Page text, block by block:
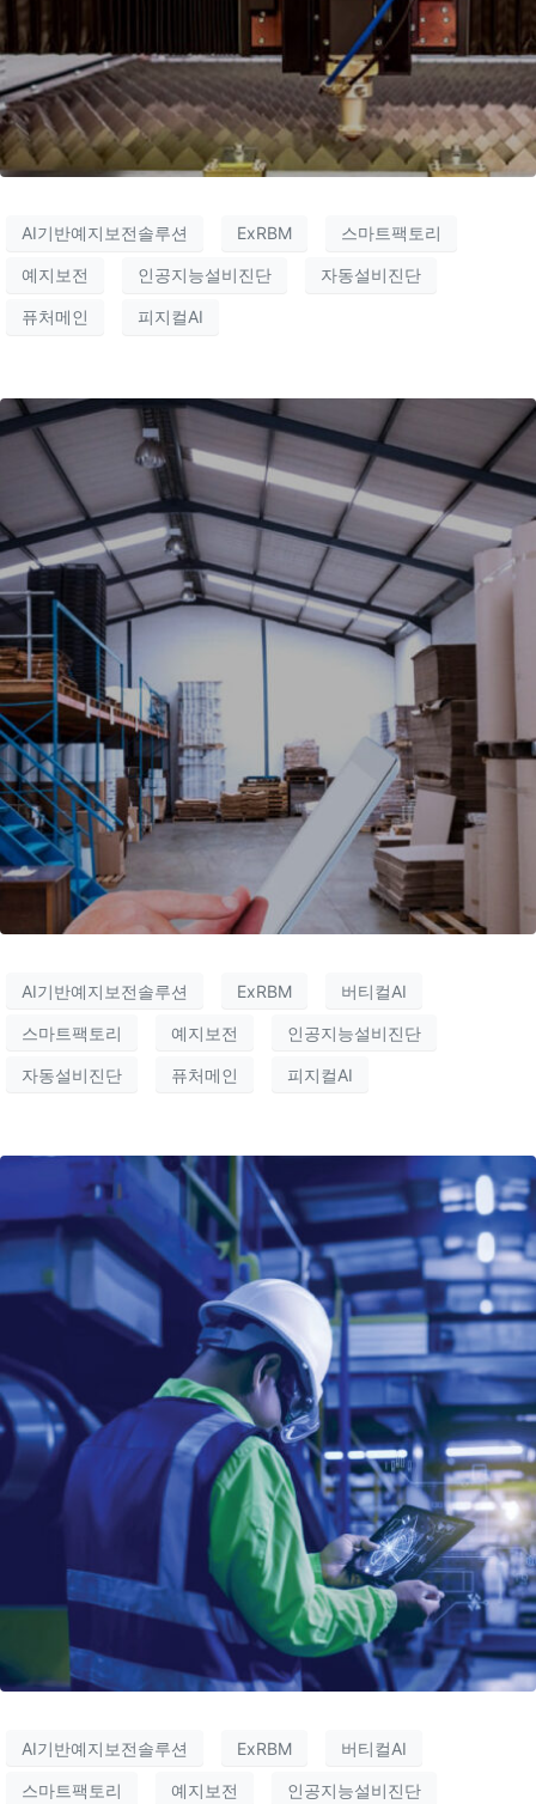
AI기반예지보전솔루션 ExRBM 스마트팩토리
예지보전 인공지능설비진단 자동설비진단
퓨처메인 피지컬AI
AI기반예지보전솔루션 ExRBM 버티컬AI
스마트팩토리 예지보전 인공지능설비진단
자동설비진단 퓨처메인 피지컬AI
AI기반예지보전솔루션 ExRBM 버티컬AI
스마트팩토리 예지보전 인공지능설비진단